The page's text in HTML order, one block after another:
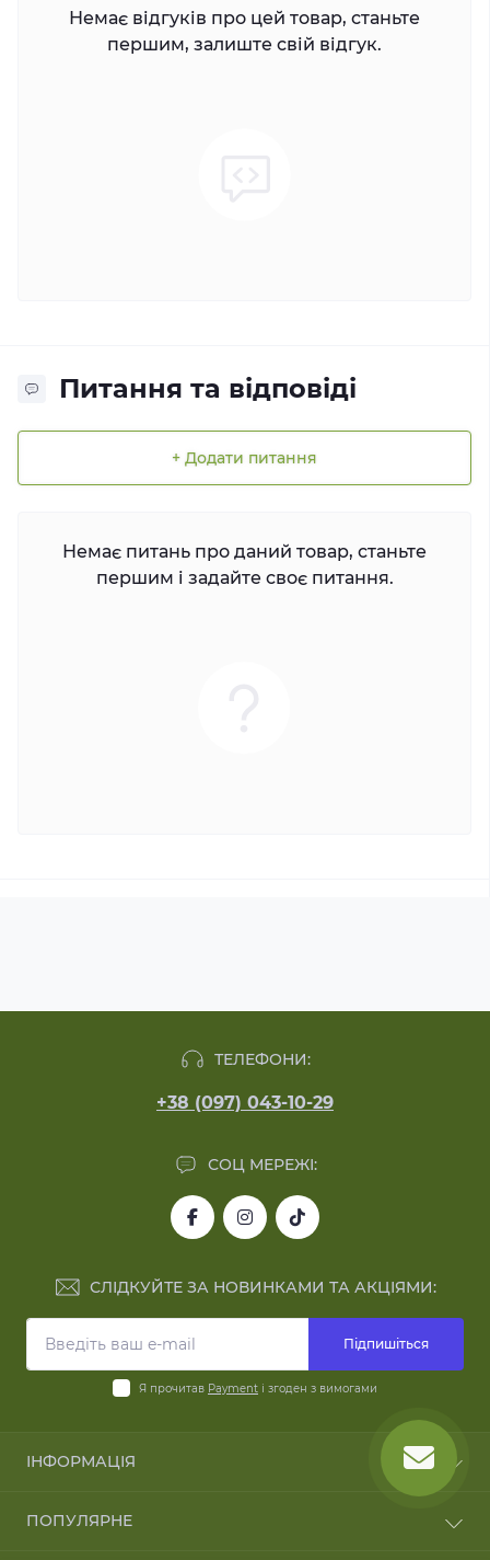
Немає відгуків про цей товар, станьте
першим, залиште свій відгук.
Питання та відповіді
+ Додати питання
Немає питань про даний товар, станьте
першим і задайте своє питання.
ТЕЛЕФОНИ:
+38 (097) 043-10-29
СОЦ МЕРЕЖІ:
СЛІДКУЙТЕ ЗА НОВИНКАМИ ТА АКЦІЯМИ:
Підпишіться
Я прочитав Payment і згоден з вимогами
ІНФОРМАЦІЯ
Reviews
ПОПУЛЯРНЕ